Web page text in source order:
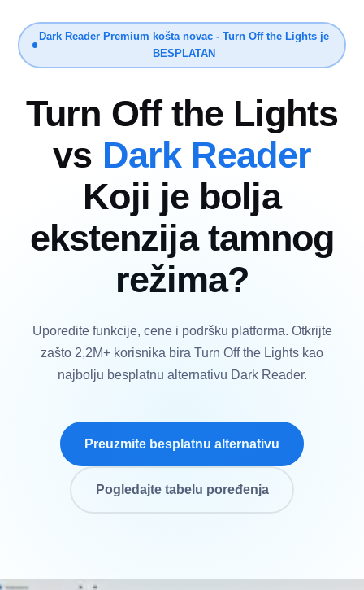
Dark Reader Premium košta novac - Turn Off the Lights je
BESPLATAN
Turn Off the Lights
vs Dark Reader
Koji je bolja
ekstenzija tamnog
režima?
Uporedite funkcije, cene i podršku platforma. Otkrijte
zašto 2,2M+ korisnika bira Turn Off the Lights kao
najbolju besplatnu alternativu Dark Reader.
Preuzmite besplatnu alternativu
Pogledajte tabelu poređenja